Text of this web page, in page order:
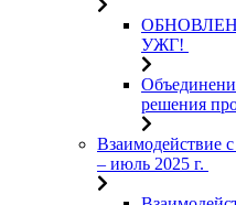
УЖГ!
решения
Взаимодействие
– июль 2025 г.